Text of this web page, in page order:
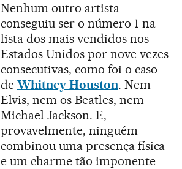
Nenhum outro artista
conseguiu ser o número 1 na
lista dos mais vendidos nos
Estados Unidos por nove vezes
consecutivas, como foi o caso
de Whitney Houston. Nem
Elvis, nem os Beatles, nem
Michael Jackson. E,
provavelmente, ninguém
combinou uma presença física
e um charme tão imponente